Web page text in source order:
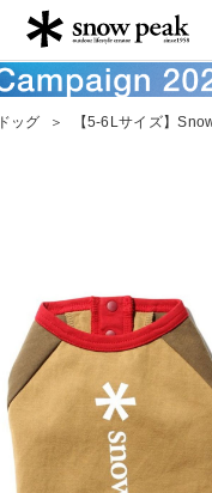
Snow Peak
ドッグ ＞ 【5-6Lサイズ】